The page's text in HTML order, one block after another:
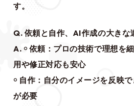
す。
Q. 依頼と自作、AI作成の大きな
A. ￮ 依頼：プロの技術で理想を
用や修正対応も安心
￮ 自作：自分のイメージを反映
が必要